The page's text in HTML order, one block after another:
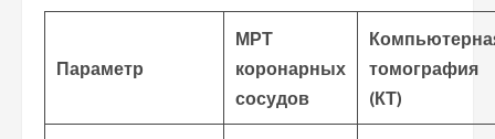
Параметр
МРТ
коронарных
сосудов
томография
(КТ)